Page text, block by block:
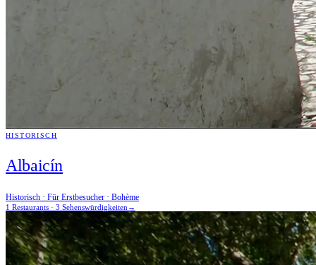
HISTORISCH
Albaicín
Historisch · Für Erstbesucher · Bohème
1 Restaurants · 3 Sehenswürdigkeiten →